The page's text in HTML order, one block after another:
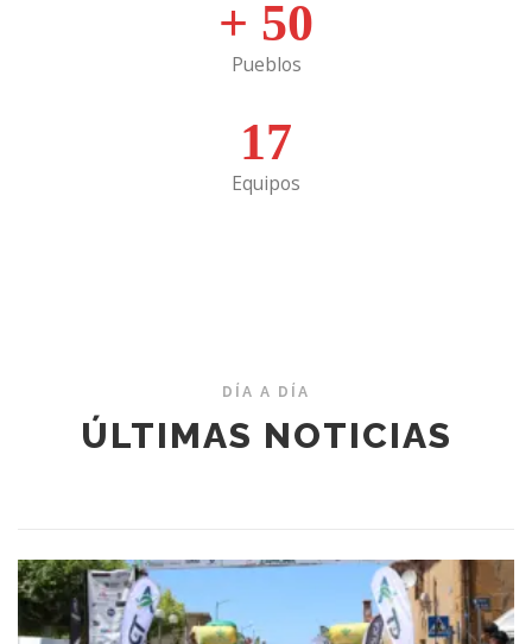
+ 50
Pueblos
17
Equipos
DÍA A DÍA
ÚLTIMAS NOTICIAS